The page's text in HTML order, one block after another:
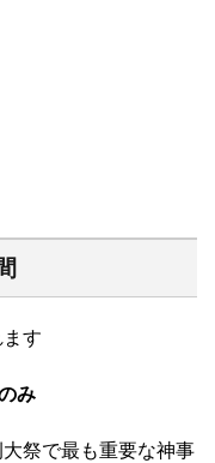
す
み
祭で最も重要な神事